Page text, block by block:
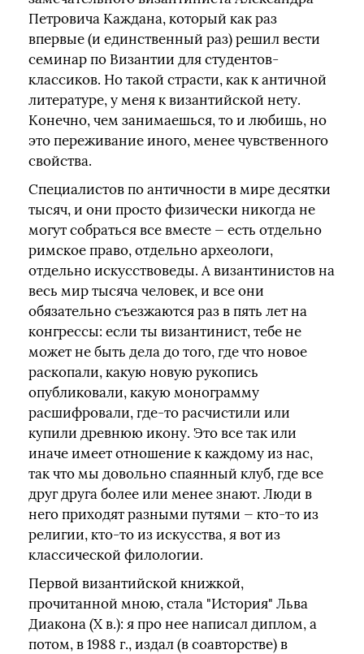
Петровича Каждана, который как раз
впервые (и единственный раз) решил вести
семинар по Византии для студентов-
классиков. Но такой страсти, как к античной
литературе, у меня к византийской нету.
Конечно, чем занимаешься, то и любишь, но
это переживание иного, менее чувственного
свойства.
Специалистов по античности в мире десятки
тысяч, и они просто физически никогда не
могут собраться все вместе — есть отдельно
римское право, отдельно археологи,
отдельно искусствоведы. А византинистов на
весь мир тысяча человек, и все они
обязательно съезжаются раз в пять лет на
конгрессы: если ты византинист, тебе не
может не быть дела до того, где что новое
раскопали, какую новую рукопись
опубликовали, какую монограмму
расшифровали, где-то расчистили или
купили древнюю икону. Это все так или
иначе имеет отношение к каждому из нас,
так что мы довольно спаянный клуб, где все
друг друга более или менее знают. Люди в
него приходят разными путями — кто-то из
религии, кто-то из искусства, я вот из
классической филологии.
Первой византийской книжкой,
прочитанной мною, стала "История" Льва
Диакона (Х в.): я про нее написал диплом, а
потом, в 1988 г., издал (в соавторстве) в